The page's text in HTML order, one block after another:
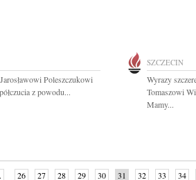
Poleszczukowi
z powodu...
SZCZECIN
Wyrazy
Tomaszowi
Mamy...
26 27 28 29 30 31 32 33 34